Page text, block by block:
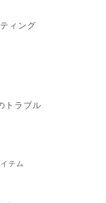
ィング
トラブル
テム